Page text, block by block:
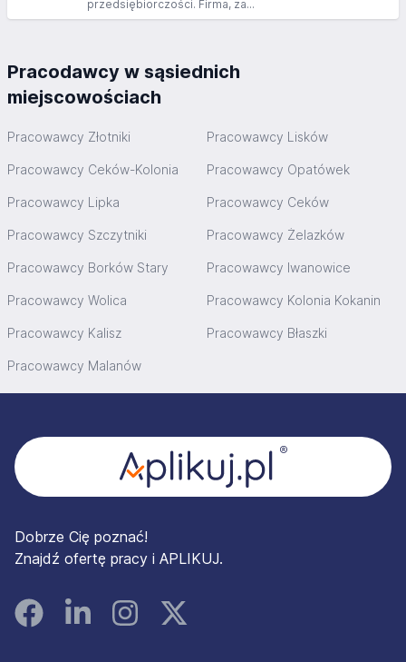
przedsiębiorczości. Firma, za...
Pracodawcy w sąsiednich
miejscowościach
Pracowawcy Złotniki Pracowawcy Lisków
Pracowawcy Ceków-Kolonia Pracowawcy Opatówek
Pracowawcy Lipka Pracowawcy Ceków
Pracowawcy Szczytniki Pracowawcy Żelazków
Pracowawcy Borków Stary Pracowawcy Iwanowice
Pracowawcy Wolica Pracowawcy Kolonia Kokanin
Pracowawcy Kalisz Pracowawcy Błaszki
Pracowawcy Malanów
Dobrze Cię poznać!
Znajdź ofertę pracy i APLIKUJ.
FacebookLinked InInstagramInstagram